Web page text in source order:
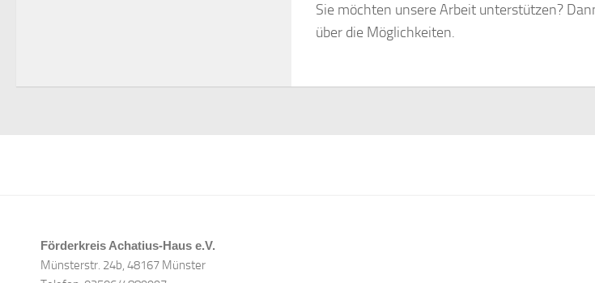
Sie möchten unsere Arbeit unterstützen?
über die Möglichkeiten.
Förderkreis Achatius-Haus e.V.
Münsterstr. 24b, 48167 Münster